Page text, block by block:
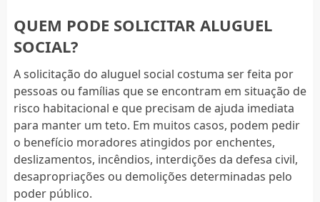
QUEM PODE SOLICITAR ALUGUEL
SOCIAL?
A solicitação do aluguel social costuma ser feita por
pessoas ou famílias que se encontram em situação de
risco habitacional e que precisam de ajuda imediata
para manter um teto. Em muitos casos, podem pedir
o benefício moradores atingidos por enchentes,
deslizamentos, incêndios, interdições da defesa civil,
desapropriações ou demolições determinadas pelo
poder público.